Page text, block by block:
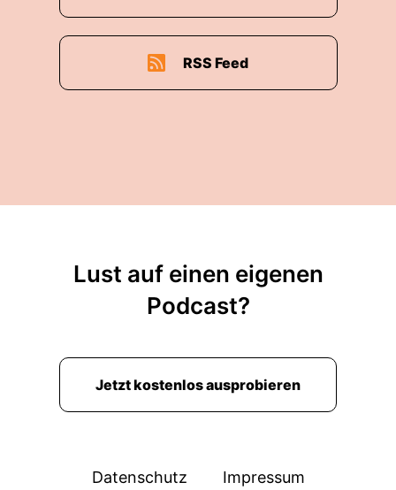
RSS Feed
Lust auf einen eigenen
Podcast?
Jetzt kostenlos ausprobieren
Datenschutz Impressum